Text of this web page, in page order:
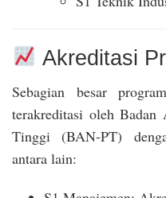
Akreditasi
Sebagian besar
terakreditasi oleh Badan
Tinggi (BAN-PT)
antara lain: